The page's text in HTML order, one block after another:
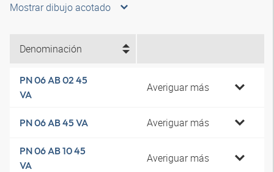
Mostrar dibujo acotado
Denominación
PN 06 AB 02 45
VA
Averiguar más
PN 06 AB 45 VA Averiguar más
PN 06 AB 10 45
VA
Averiguar más